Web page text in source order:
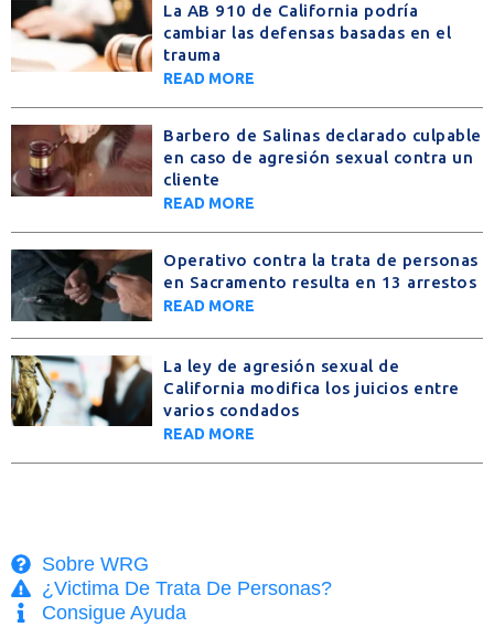
La AB 910 de California podría
cambiar las defensas basadas en el
trauma
READ MORE
Barbero de Salinas declarado culpable
en caso de agresión sexual contra un
cliente
READ MORE
Operativo contra la trata de personas
en Sacramento resulta en 13 arrestos
READ MORE
La ley de agresión sexual de
California modifica los juicios entre
varios condados
READ MORE
Sobre WRG
¿Victima De Trata De Personas?
Consigue Ayuda